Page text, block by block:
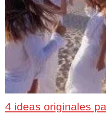
4 ideas originales